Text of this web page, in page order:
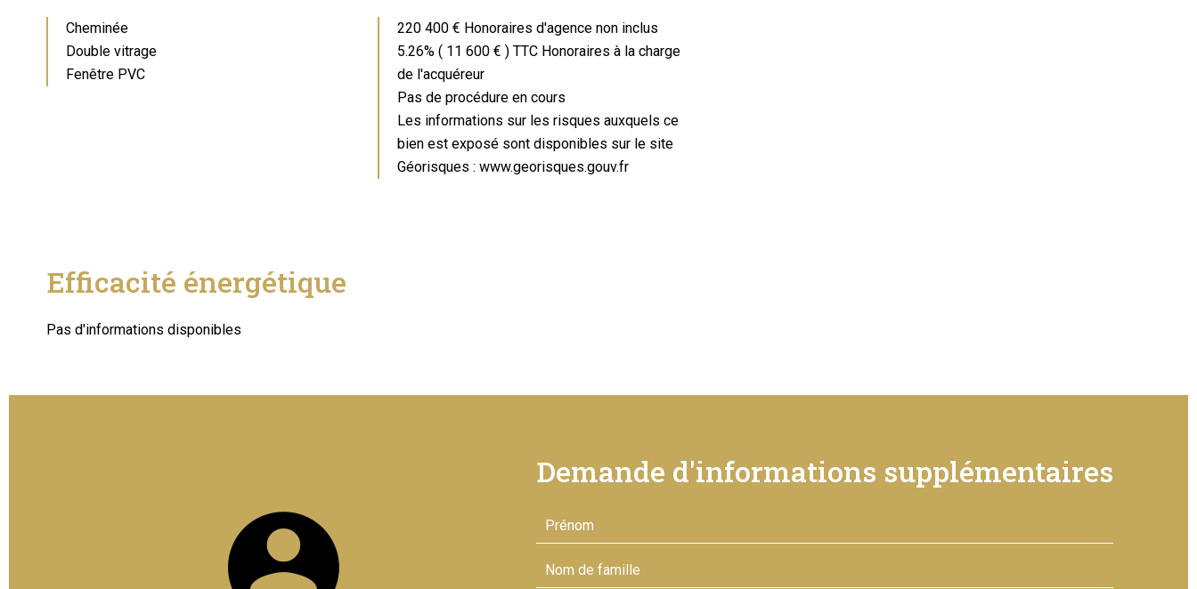
Cheminée
Double vitrage
Fenêtre PVC
220 400 € Honoraires d'agence non inclus
5.26% ( 11 600 € ) TTC Honoraires à la charge
de l'acquéreur
Pas de procédure en cours
Les informations sur les risques auxquels ce
bien est exposé sont disponibles sur le site
Géorisques : www.georisques.gouv.fr
Efficacité énergétique
Pas d'informations disponibles
Demande d'informations supplémentaires